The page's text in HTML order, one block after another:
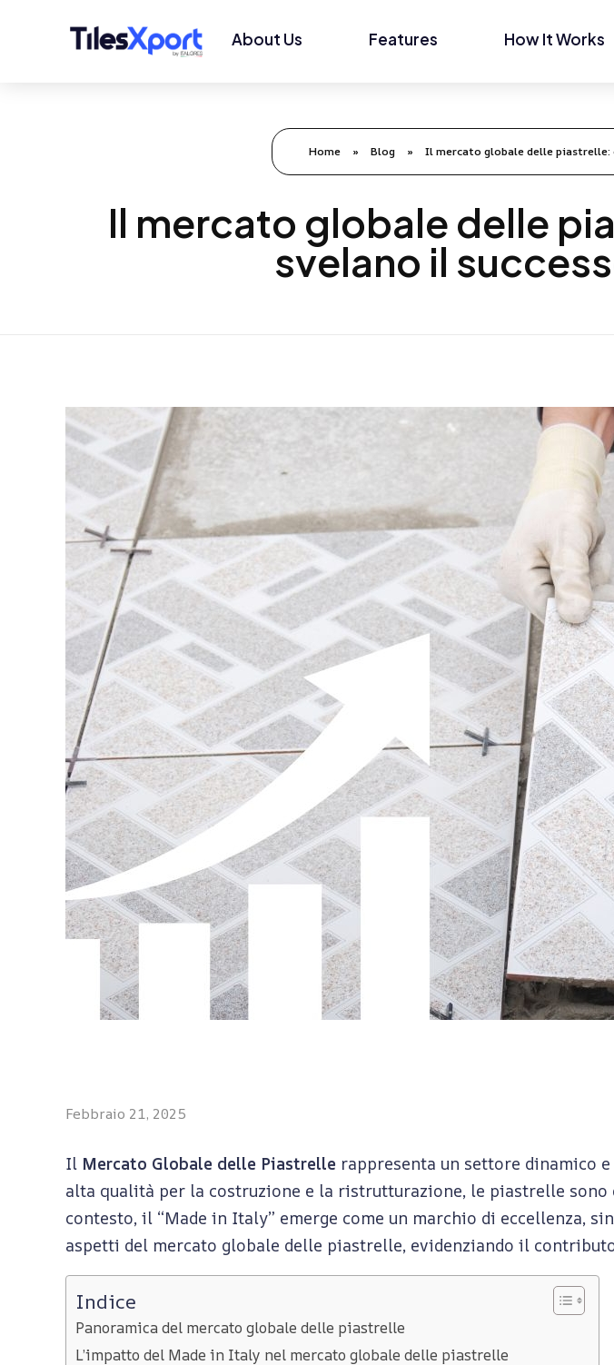
About Us Features How It Works
Home » Blog » Il mercato globale delle piastrelle:
Il mercato globale delle
svelano il
I
l
m
e
r
Febbraio 21, 2025
Il Mercato Globale delle Piastrelle rappresenta un settore dinamico
alta qualità per la costruzione e la ristrutturazione, le piastrelle
contesto, il “Made in Italy” emerge come un marchio di eccellenza,
aspetti del mercato globale delle piastrelle, evidenziando il
Indice
Panoramica del mercato globale delle piastrelle
L’impatto del Made in Italy nel mercato globale delle piastrelle